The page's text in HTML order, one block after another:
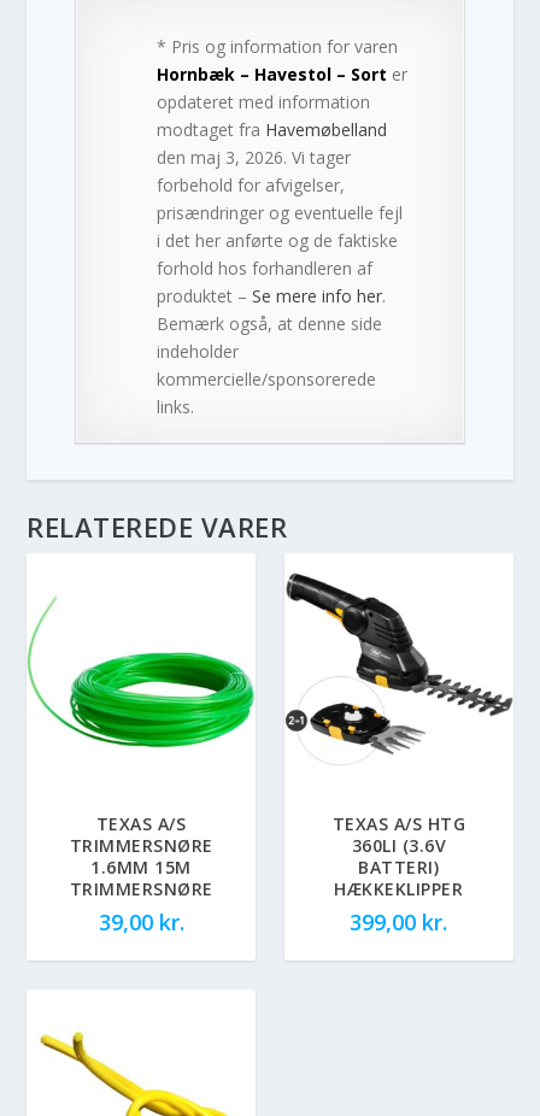
* Pris og information for varen
Hornbæk – Havestol – Sort er
opdateret med information
modtaget fra Havemøbelland
den maj 3, 2026. Vi tager
forbehold for afvigelser,
prisændringer og eventuelle fejl
i det her anførte og de faktiske
forhold hos forhandleren af
produktet –Se mere info her.
Bemærk også, at denne side
indeholder
kommercielle/sponsorerede
links.
RELATEREDE VARER
TEXAS A/S
TRIMMERSNØRE
1.6MM 15M
TRIMMERSNØRE
39,00 kr.
TEXAS A/S HTG
360LI (3.6V
BATTERI)
HÆKKEKLIPPER
399,00 kr.